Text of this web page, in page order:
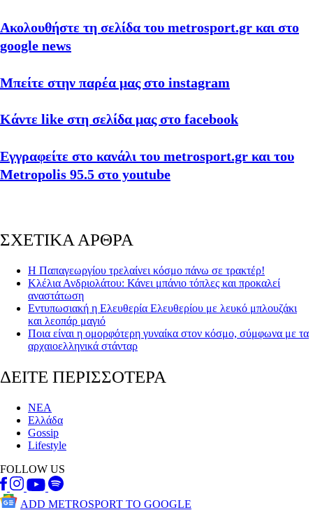
Ακολουθήστε τη σελίδα του metrosport.gr και στο
google news
Μπείτε στην παρέα μας στο instagram
Κάντε like στη σελίδα μας στο facebook
Εγγραφείτε στο κανάλι του metrosport.gr και του
Metropolis 95.5 στο youtube
ΣΧΕΤΙΚΑ ΑΡΘΡΑ
Η Παπαγεωργίου τρελαίνει κόσμο πάνω σε τρακτέρ!
Κλέλια Ανδριολάτου: Κάνει μπάνιο τόπλες και προκαλεί
αναστάτωση
Εντυπωσιακή η Ελευθερία Ελευθερίου με λευκό μπλουζάκι
και λεοπάρ μαγιό
Ποια είναι η ομορφότερη γυναίκα στον κόσμο, σύμφωνα με τα
αρχαιοελληνικά στάνταρ
ΔΕΙΤΕ ΠΕΡΙΣΣΟΤΕΡΑ
ΝΕΑ
Ελλάδα
Gossip
Lifestyle
FOLLOW US
ADD METROSPORT TO GOOGLE